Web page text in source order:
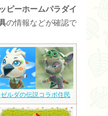
ピーホームパラダイ
の情報などが確認で
ゼルダの伝説コラボ住民